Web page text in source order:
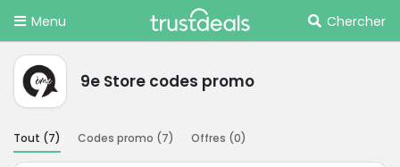
Menu Chercher
9e Store codes promo
Tout (7) Codes promo (7) Offres (0)